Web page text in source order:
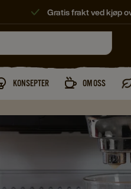
Gratis frakt ved kjøp
KONSEPTER OM OSS